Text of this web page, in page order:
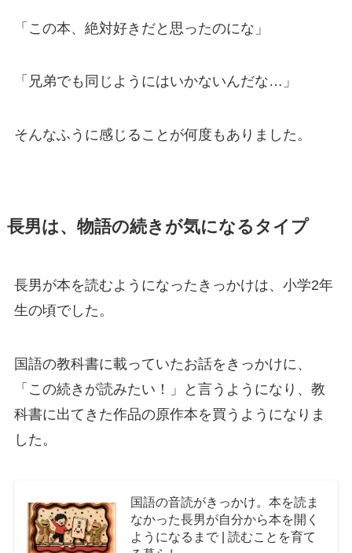
「この本、絶対好きだと思ったのにな」
「兄弟でも同じようにはいかないんだな…」
そんなふうに感じることが何度もありました。
長男は、物語の続きが気になるタイプ
長男が本を読むようになったきっかけは、小学2年
生の頃でした。
国語の教科書に載っていたお話をきっかけに、
「この続きが読みたい！」と言うようになり、教
科書に出てきた作品の原作本を買うようになりま
した。
国語の音読がきっかけ。本を読ま
なかった長男が自分から本を開く
ようになるまで | 読むことを育て